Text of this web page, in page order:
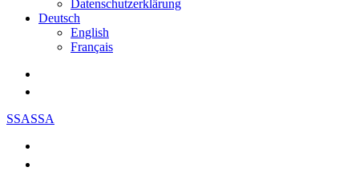
Datenschutzerklärung
Deutsch
English
Français
SSASSA